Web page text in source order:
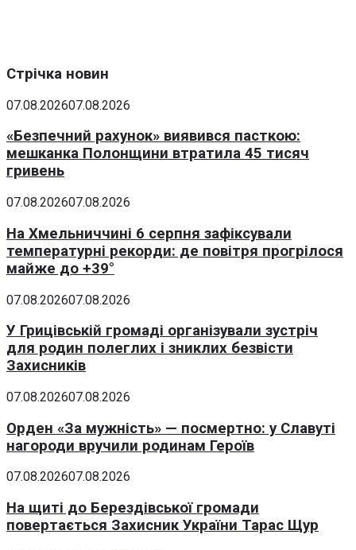
Стрічка новин
07.08.202607.08.2026
«Безпечний рахунок» виявився пасткою:
мешканка Полонщини втратила 45 тисяч
гривень
07.08.202607.08.2026
На Хмельниччині 6 серпня зафіксували
температурні рекорди: де повітря прогрілося
майже до +39°
07.08.202607.08.2026
У Грицівській громаді організували зустріч
для родин полеглих і зниклих безвісти
Захисників
07.08.202607.08.2026
Орден «За мужність» — посмертно: у Славуті
нагороди вручили родинам Героїв
07.08.202607.08.2026
На щиті до Берездівської громади
повертається Захисник України Тарас Щур